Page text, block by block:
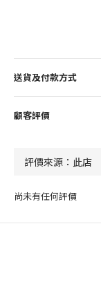
送貨及付款方式
顧客評價
尚未有任何評價